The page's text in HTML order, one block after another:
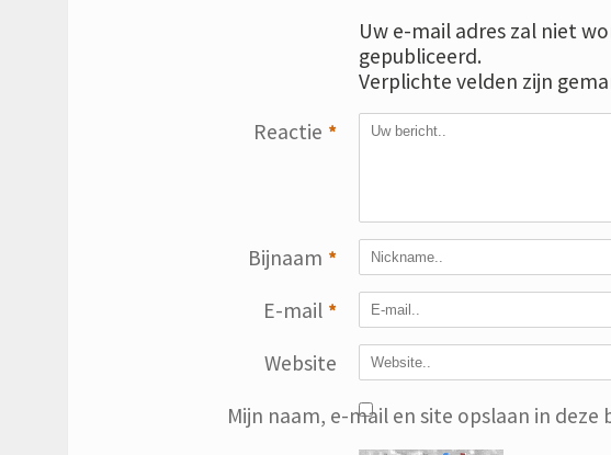
Uw e-mail adres zal niet
gepubliceerd.
Verplichte velden zijn
Reactie *
Bijnaam *
E-mail *
Website
Mijn naam, e-mail en site opslaan in